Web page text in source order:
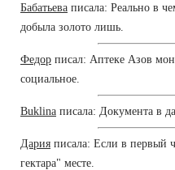
Бабатьева писала: Реально в
добыла золото лишь.
Федор писал: Аптеке Азов
социальное.
Buklina писала: Документа в
Дария писала: Если в первый
гектара" месте.